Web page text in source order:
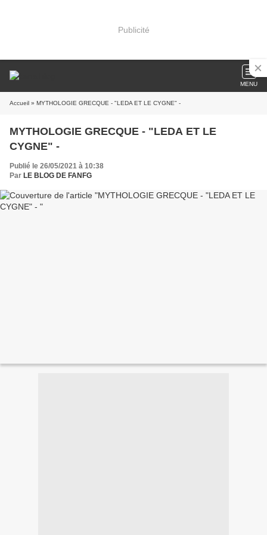
Publicité
MENU
Accueil » MYTHOLOGIE GRECQUE - "LEDA ET LE CYGNE" -
MYTHOLOGIE GRECQUE - "LEDA ET LE
CYGNE" -
Publié le 26/05/2021 à 10:38
Par LE BLOG DE FANFG